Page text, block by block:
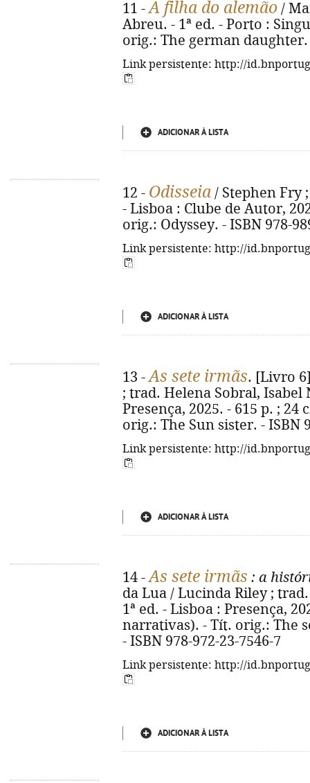
11 -A filha do alemão /
Abreu. - 1ª ed. - Porto :
orig.: The german daughter.
Link persistente: http://
ADICIONAR À LISTA
12 - Odisseia / Stephen Fry
- Lisboa : Clube de Autor,
orig.: Odyssey. - ISBN 978-
Link persistente: http://
ADICIONAR À LISTA
13 -As sete irmãs. [Livro
; trad. Helena Sobral, Isabel
Presença, 2025. - 615 p. ;
orig.: The Sun sister. - ISBN
Link persistente: http://
ADICIONAR À LISTA
14 -As sete irmãs : a
da Lua / Lucinda Riley ;
1ª ed. - Lisboa : Presença,
narrativas). - Tít. orig.: The
- ISBN 978-972-23-7546-7
Link persistente: http://
ADICIONAR À LISTA